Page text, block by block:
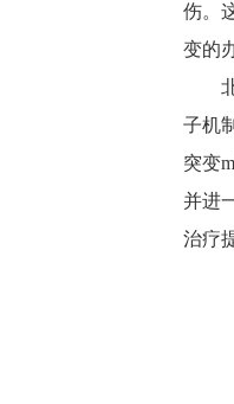
伤。
变的
子机
突变
并进
治疗